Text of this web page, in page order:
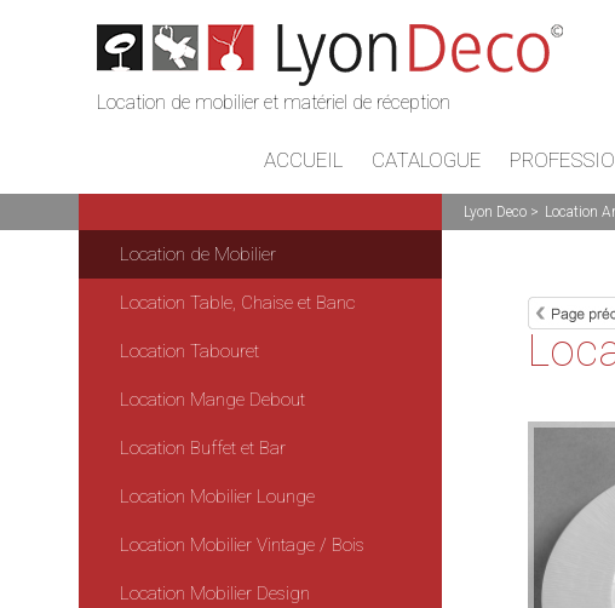
Location de mobilier et matériel de réception
ACCUEIL CATALOGUE
Lyon Deco Location
Location de Mobilier
Location Table, Chaise et Banc
Location Tabouret
Location Mange Debout
Location Buffet et Bar
Location Mobilier Lounge
Location Mobilier Vintage / Bois
Location Mobilier Design